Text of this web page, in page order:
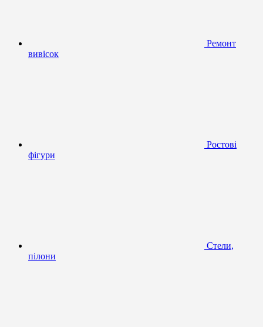
Ремонт
вивісок
Ростові
фігури
Стели,
пілони